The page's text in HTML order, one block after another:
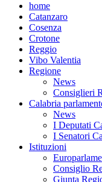
home
Catanzaro
Cosenza
Crotone
Reggio
Vibo Valentia
Regione
News
Consiglieri
Calabria
News
I Deputati
I Senatori
Istituzioni
Consiglio
Giunta